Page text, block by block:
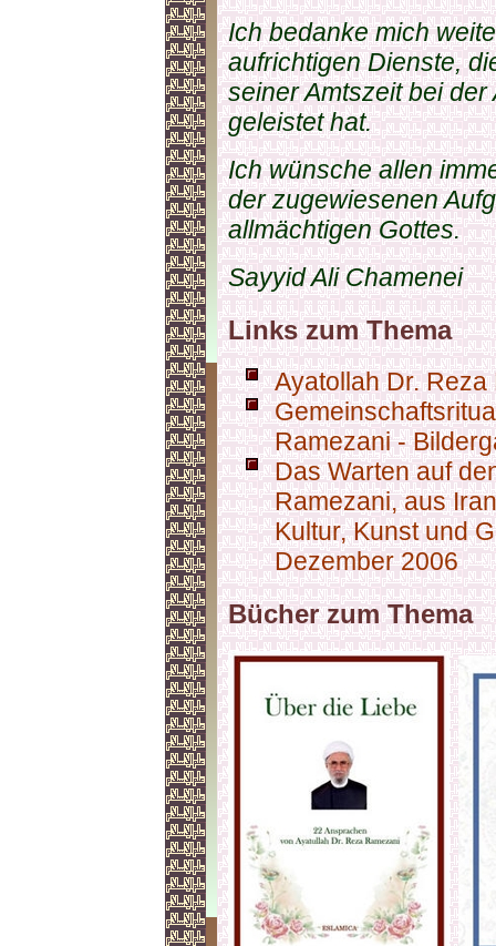
Ich bedanke mich
aufrichtigen Dienste,
seiner Amtszeit bei
geleistet hat.
Ich wünsche allen
der zugewiesenen
allmächtigen Gottes.
Sayyid Ali Chamenei
Links zum Thema
Ayatollah Dr.
Ramezani -
Das Warten auf
Ramezani, aus
Kultur, Kunst und
Dezember 2006
Bücher zum Thema